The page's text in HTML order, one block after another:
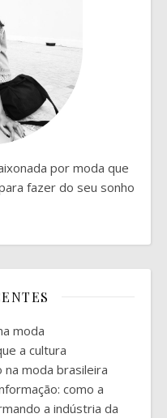
por moda que
fazer do seu sonho
moda
a cultura
na moda brasileira
como a
a indústria da